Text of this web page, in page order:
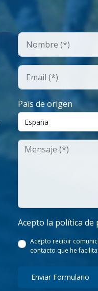
País de origen
Acepto la política de
Acepto recibir
contacto que he
Enviar Formulario